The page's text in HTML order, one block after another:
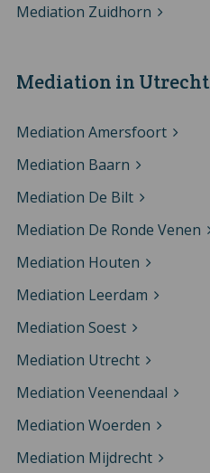
Mediation Zuidhorn
Mediation in Utrecht
Mediation Amersfoort
Mediation Baarn
Mediation De Bilt
Mediation De Ronde Venen
Mediation Houten
Mediation Leerdam
Mediation Soest
Mediation Utrecht
Mediation Veenendaal
Mediation Woerden
Mediation Mijdrecht